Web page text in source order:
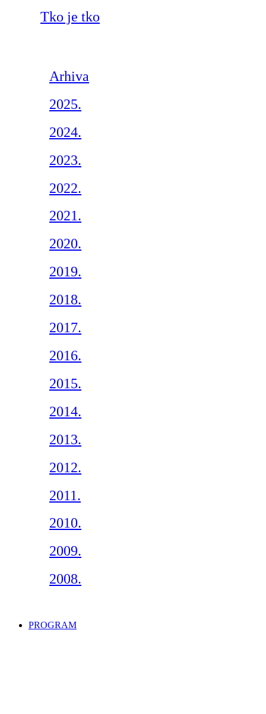
Tko je tko
Arhiva
2025.
2024.
2023.
2022.
2021.
2020.
2019.
2018.
2017.
2016.
2015.
2014.
2013.
2012.
2011.
2010.
2009.
2008.
PROGRAM